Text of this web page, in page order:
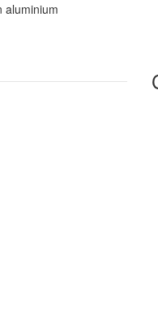
aluminium